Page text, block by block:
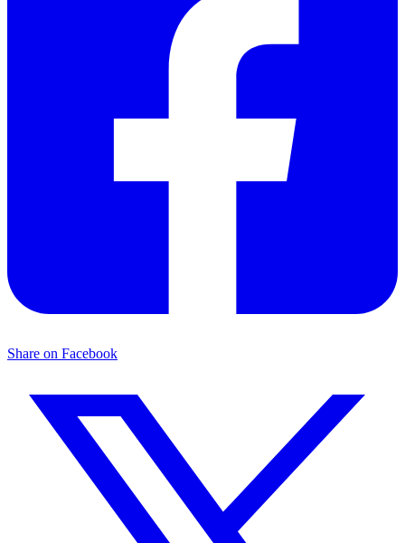
Share on Facebook